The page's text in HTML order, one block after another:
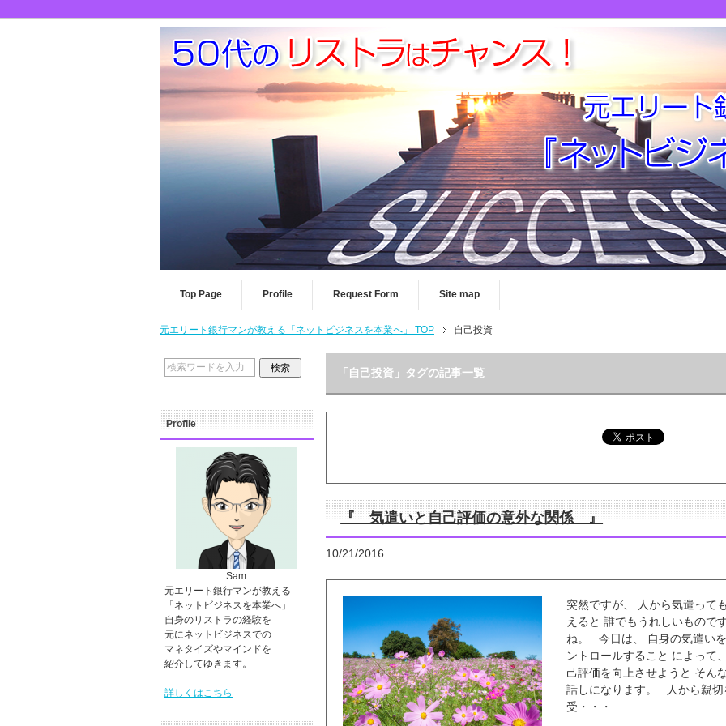
Top Page Profile Request Form Site map
元エリート銀行マンが教える「ネットビジネスを本業へ」 TOP 自己投資
「自己投資」タグの記事一覧
『 気遣いと自己評価の意外な関係 』
10/21/2016
突然ですが、 人から気遣って
えると 誰でもうれしいもので
ね。 今日は、 自身の気遣い
ントロールすること によって
己評価を向上させようと そん
話しになります。 人から親切
受・・・
Profile
Sam
元エリート銀行マンが教える
「ネットビジネスを本業へ」
自身のリストラの経験を
元にネットビジネスでの
マネタイズやマインドを
紹介してゆきます。
詳しくはこちら